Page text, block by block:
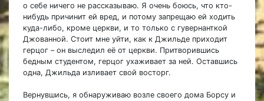
о себе ничего не рассказываю. Я очень боюсь, что кто-
нибудь причинит ей вред, и потому запрещаю ей ходить
куда-либо, кроме церкви, и то только с гувернанткой
Джованной. Стоит мне уйти, как к Джильде приходит
герцог – он выследил её от церкви. Притворившись
бедным студентом, герцог ухаживает за ней. Оставшись
одна, Джильда изливает свой восторг.
Вернувшись, я обнаруживаю возле своего дома Борсу и